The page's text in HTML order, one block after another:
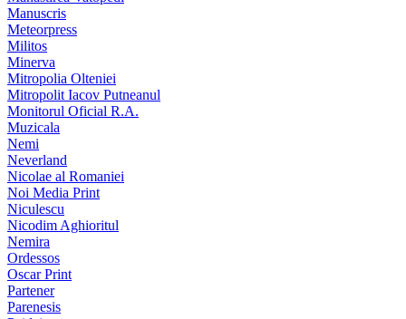
Manuscris
Meteorpress
Militos
Minerva
Mitropolia Olteniei
Mitropolit Iacov Putneanul
Monitorul Oficial R.A.
Muzicala
Nemi
Neverland
Nicolae al Romaniei
Noi Media Print
Niculescu
Nicodim Aghioritul
Nemira
Ordessos
Oscar Print
Partener
Parenesis